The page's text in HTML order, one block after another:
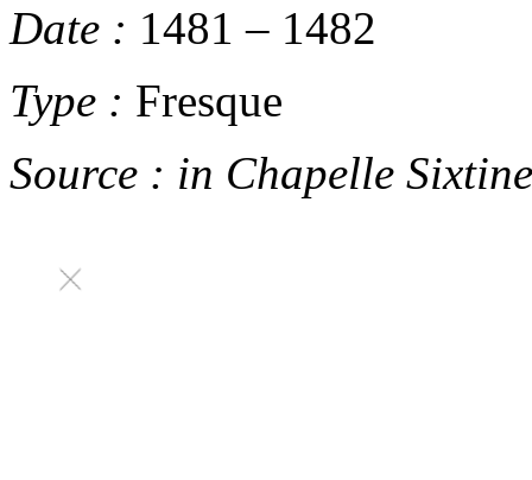
Date : 1481– 1482
Type : Fresque
Source : in Chapelle Sixtine